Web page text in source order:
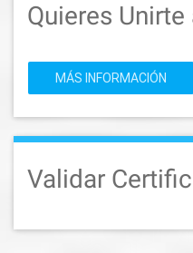
Quieres
MÁS INFORMACIÓN
Validar